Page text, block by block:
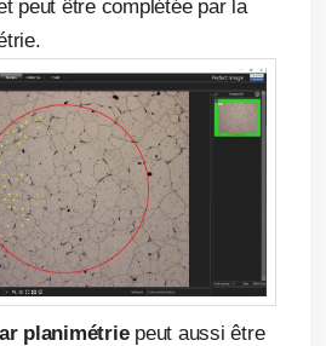
peut être complétée par la
planimétriepeut aussi être